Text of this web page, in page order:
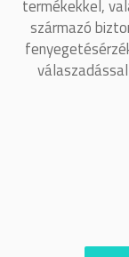
termékekkel,
származó